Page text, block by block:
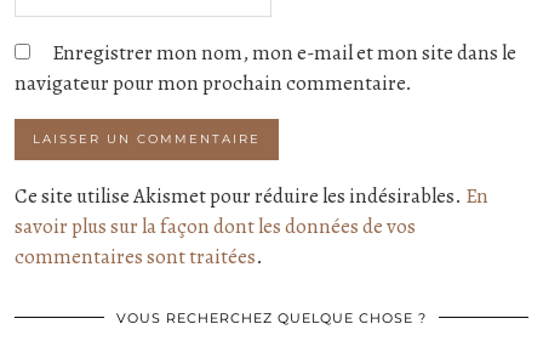
Enregistrer mon nom, mon e-mail et mon site dans le
navigateur pour mon prochain commentaire.
Ce site utilise Akismet pour réduire les indésirables. En
savoir plus sur la façon dont les données de vos
commentaires sont traitées.
VOUS RECHERCHEZ QUELQUE CHOSE ?